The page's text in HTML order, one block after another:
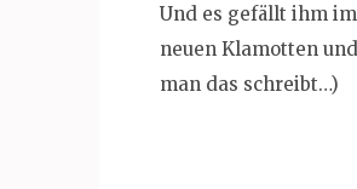
Und es gefällt ihm
neuen Klamotten
man das schreibt…)